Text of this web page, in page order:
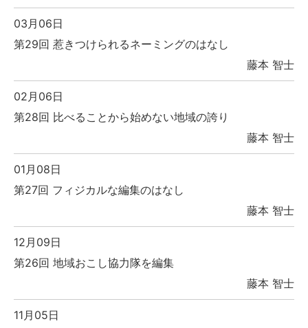
03月06日
第29回 惹きつけられるネーミングのはなし
藤本 智士
02月06日
第28回 比べることから始めない地域の誇り
藤本 智士
01月08日
第27回 フィジカルな編集のはなし
藤本 智士
12月09日
第26回 地域おこし協力隊を編集
藤本 智士
11月05日